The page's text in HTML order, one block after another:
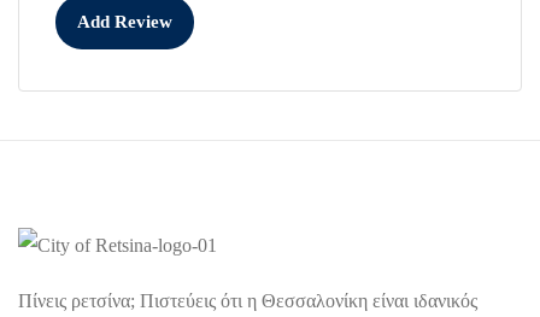
Add Review
Πίνεις ρετσίνα; Πιστεύεις ότι η Θεσσαλονίκη είναι ιδανικός